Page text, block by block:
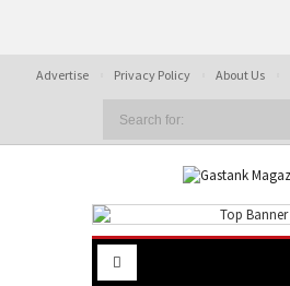
Advertise Privacy Policy About Us